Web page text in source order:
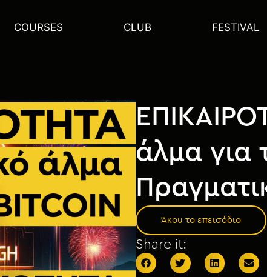
COURSES CLUB FESTIVAL
άλμα για
Άκου το επεισόδιο
Share it: